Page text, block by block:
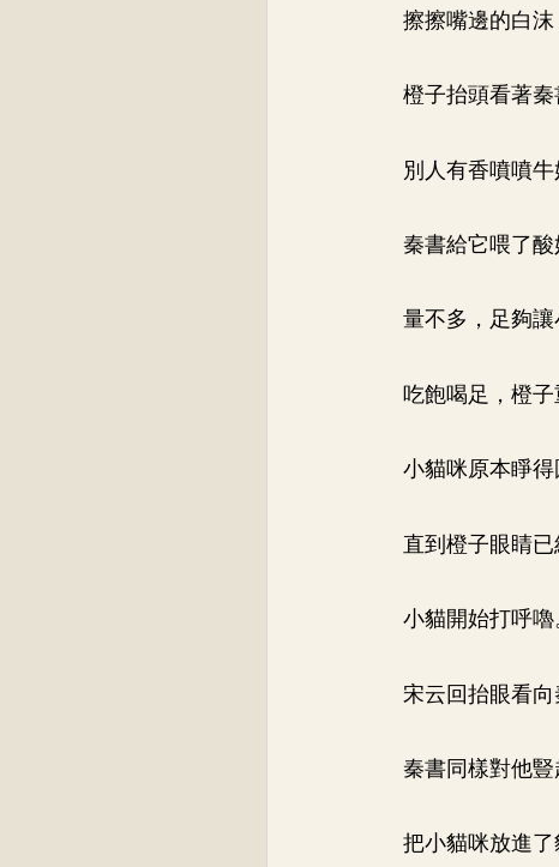
擦擦嘴邊的白沫
橙子抬頭看著秦
別人有香噴噴牛
秦書給它喂了酸
量不多，足夠讓
吃飽喝足，橙子
小貓咪原本睜
直到橙子眼睛
小貓開始打呼嚕
宋云回抬眼看向
秦書同樣對他豎
把小貓咪放進